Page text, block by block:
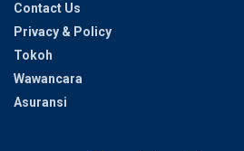
Contact Us
Privacy & Policy
Tokoh
Wawancara
Asuransi